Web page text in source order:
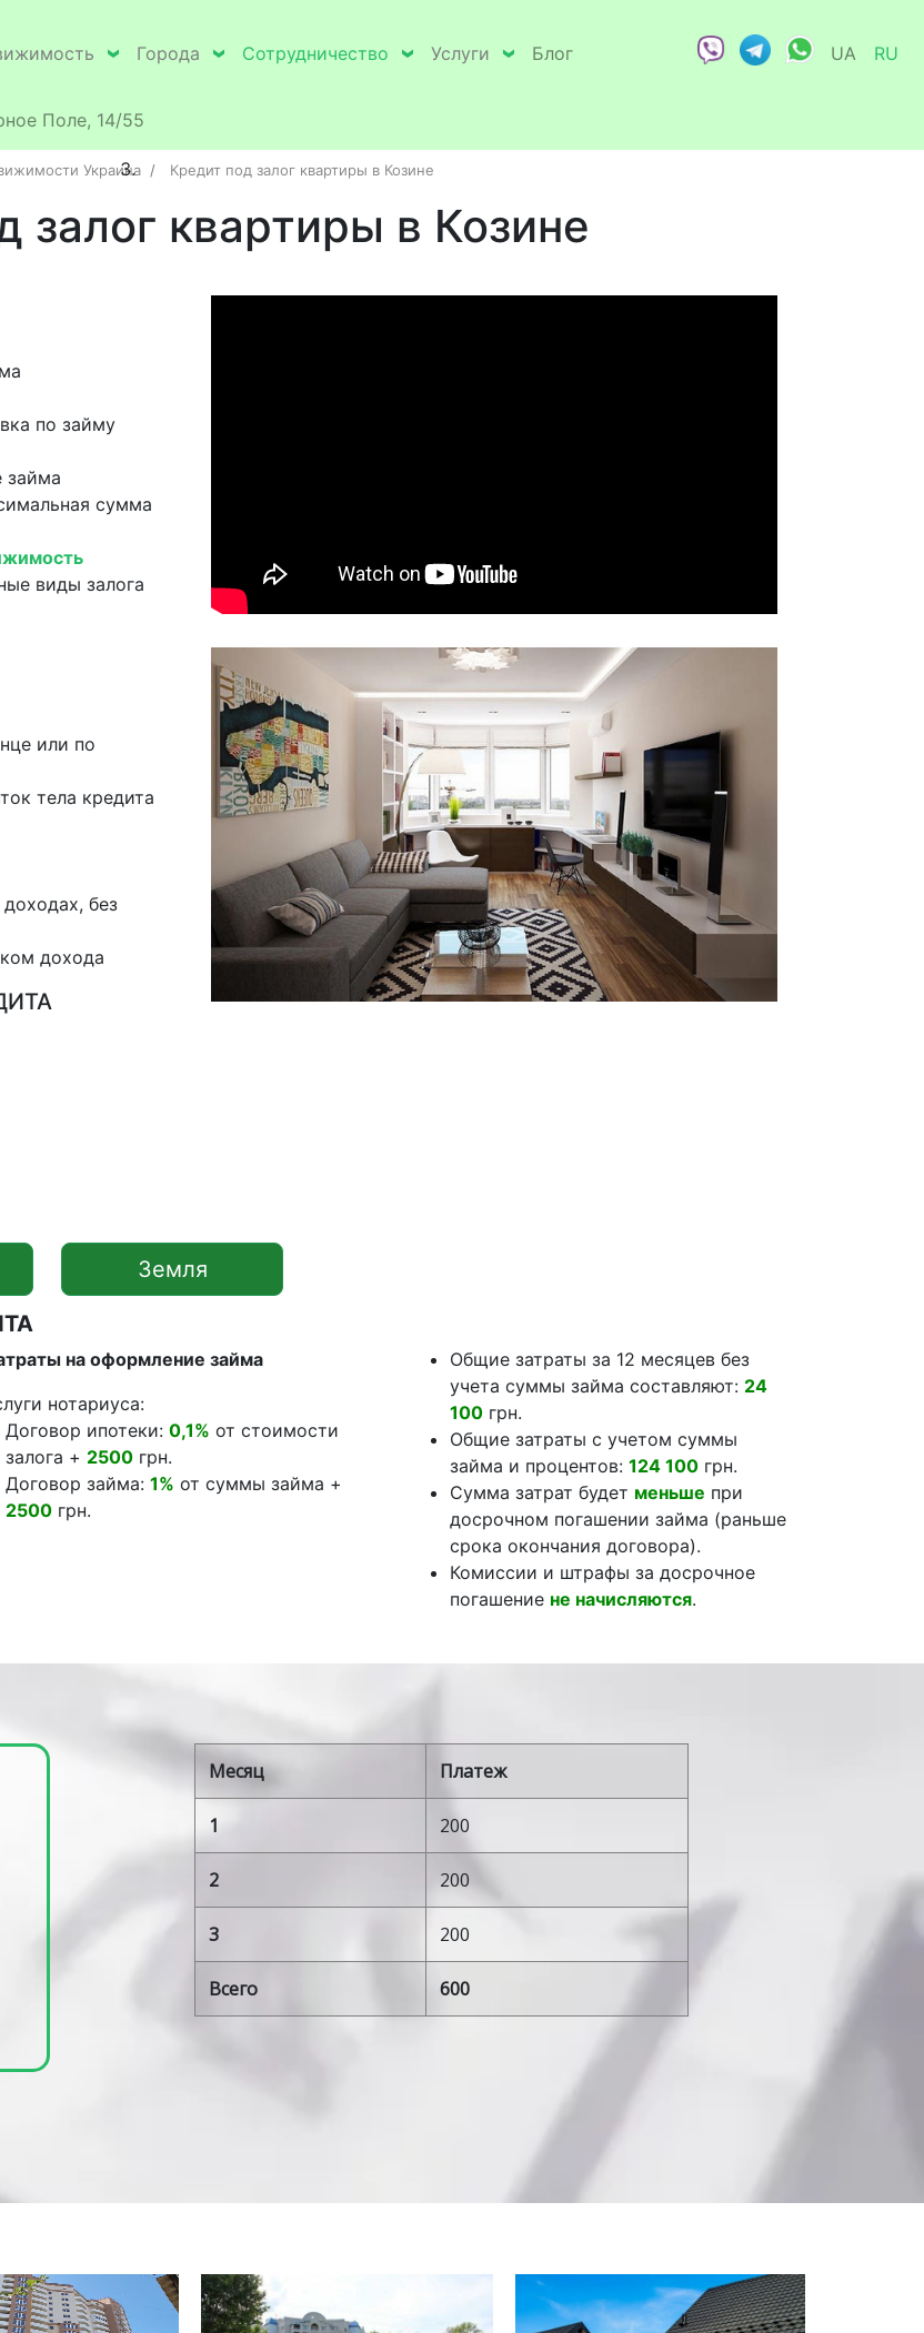
Города Сотрудничество Услуги Блог UA RU
Поле, 14/55
Украина Кредит под залог квартиры в Козине
залог квартиры в Козине
по займу
займа
сумма
виды залога
или по
тела кредита
без
дохода
Земля
на оформление займа
нотариуса:
Договор ипотеки: 0,1% от стоимости
залога + 2500 грн.
Договор займа: 1% от суммы займа +
2500 грн.
Общие затраты за 12 месяцев без
учета суммы займа составляют: 24
100 грн.
Общие затраты с учетом суммы
займа и процентов: 124 100 грн.
Сумма затрат будет меньше при
досрочном погашении займа (раньше
срока окончания договора).
Комиссии и штрафы за досрочное
погашение не начисляются.
Месяц Платеж
1 200
2 200
3 200
Всего 600